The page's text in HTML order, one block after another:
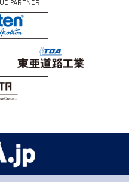
PARTNER